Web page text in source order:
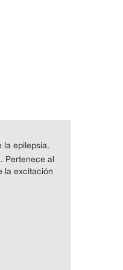
la epilepsia.
Pertenece al
la excitación